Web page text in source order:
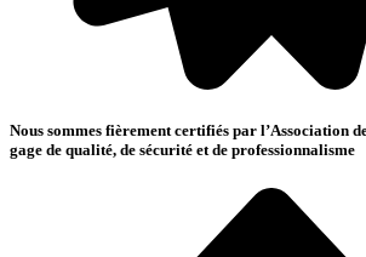
Nous sommes fièrement certifiés par l’Association
gage de qualité, de sécurité et de professionnalisme